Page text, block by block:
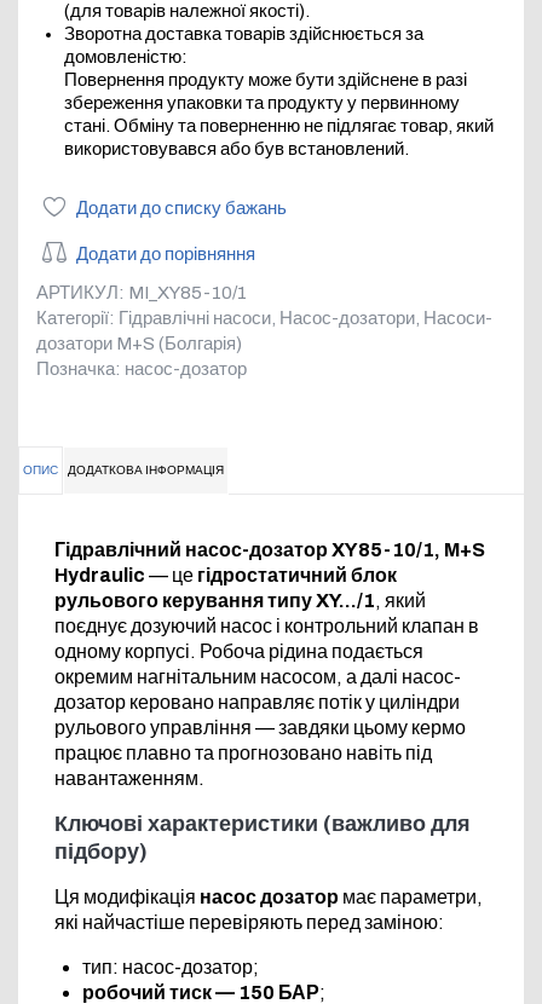
(для товарів належної якості).
Зворотна доставка товарів здійснюється за
домовленістю:
Повернення продукту може бути здійснене в разі
збереження упаковки та продукту у первинному
стані. Обміну та поверненню не підлягає товар, який
використовувався або був встановлений.
Додати до списку бажань
Додати до порівняння
АРТИКУЛ: MI_XY85-10/1
Категорії: Гідравлічні насоси Насос-дозатори Насоси-
дозатори M+S (Болгарія)
Позначка: насос-дозатор
ОПИС ДОДАТКОВА ІНФОРМАЦІЯ
Гідравлічний насос-дозатор XY85-10/1, M+S
Hydraulic — це гідростатичний блок
рульового керування типу XY…/1, який
поєднує дозуючий насос і контрольний клапан в
одному корпусі. Робоча рідина подається
окремим нагнітальним насосом, а далі насос-
дозатор керовано направляє потік у циліндри
рульового управління — завдяки цьому кермо
працює плавно та прогнозовано навіть під
навантаженням.
Ключові характеристики (важливо для
підбору)
Ця модифікація насос дозатор має параметри,
які найчастіше перевіряють перед заміною:
тип: насос-дозатор;
робочий тиск — 150 БАР;